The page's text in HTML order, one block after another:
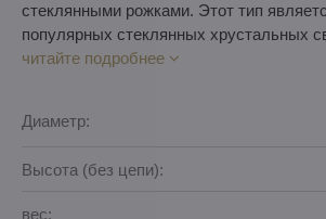
стеклянными рожками. Этот тип
популярных стеклянных хрустальных
читайте подробнее
Диаметр:
Высота (без цепи):
вес: